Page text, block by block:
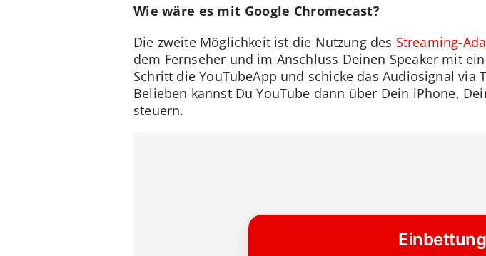
Wie wäre es mit Google Chromecast?
Die zweite Möglichkeit ist die Nutzung des Streaming-
dem Fernseher und im Anschluss Deinen Speaker mit
Schritt die YouTubeApp und schicke das Audiosignal via
Belieben kannst Du YouTube dann über Dein iPhone,
steuern.